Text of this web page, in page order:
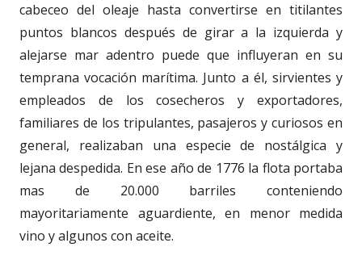
cabeceo del oleaje hasta convertirse en titilantes
puntos blancos después de girar a la izquierda y
alejarse mar adentro puede que influyeran en su
temprana vocación marítima. Junto a él, sirvientes y
empleados de los cosecheros y exportadores,
familiares de los tripulantes, pasajeros y curiosos en
general, realizaban una especie de nostálgica y
lejana despedida. En ese año de 1776 la flota portaba
mas de 20.000 barriles conteniendo
mayoritariamente aguardiente, en menor medida
vino y algunos con aceite.